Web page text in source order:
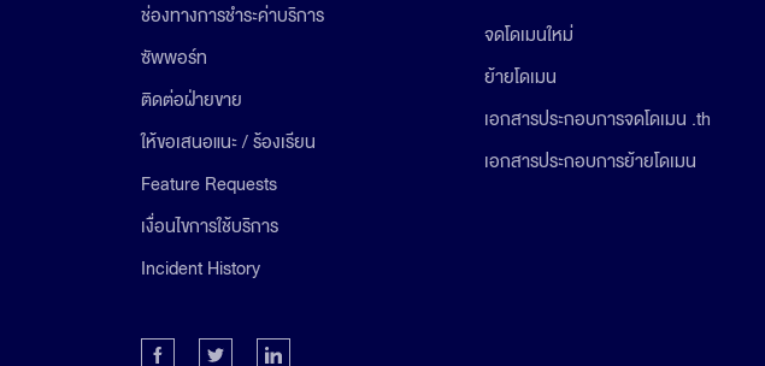
ช่องทางการชำระค่าบริการ
ซัพพอร์ท
ติดต่อฝ่ายขาย
ให้ขอเสนอแนะ / ร้องเรียน
Feature Requests
เงื่อนไขการใช้บริการ
Incident History
จดโดเมนใหม่
ย้ายโดเมน
เอกสารประกอบการจดโดเมน .th
เอกสารประกอบการย้ายโดเมน